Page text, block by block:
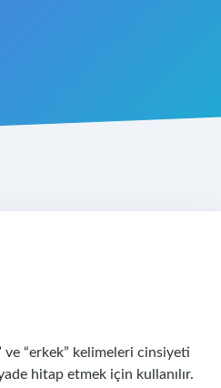
“erkek” kelimeleri cinsiyeti
hitap etmek için kullanılır.